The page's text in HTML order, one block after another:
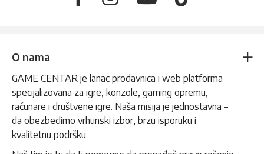
O nama
GAME CENTAR je lanac prodavnica i web platforma
specijalizovana za igre, konzole, gaming opremu,
računare i društvene igre. Naša misija je jednostavna –
da obezbedimo vrhunski izbor, brzu isporuku i
kvalitetnu podršku.